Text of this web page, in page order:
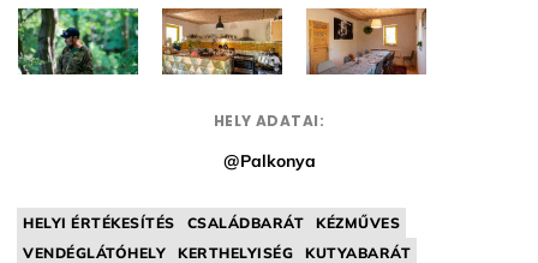
HELY ADATAI:
@Palkonya
HELYI ÉRTÉKESÍTÉS CSALÁDBARÁT
KÉZMŰVES
VENDÉGLÁTÓHELY
KERTHELYISÉG
KUTYABARÁT